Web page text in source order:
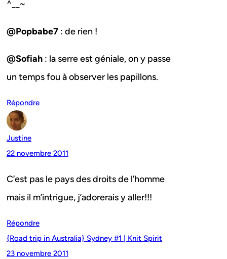
^__~
@Popbabe7 : de rien !
@Sofiah : la serre est géniale, on y passe
un temps fou à observer les papillons.
Répondre
Justine
22 novembre 2011
C’est pas le pays des droits de l’homme
mais il m’intrigue, j’adorerais y aller!!!
Répondre
{Road trip in Australia} Sydney #1 | Knit Spirit
23 novembre 2011